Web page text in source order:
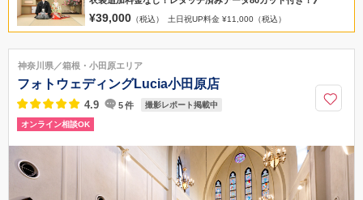
¥39,000 （税込） 土日祝UP料金 ¥11,000（税込）
神奈川県／箱根・小田原エリア
フォトウェディングLucia小田原店
4.9 5件 撮影レポート掲載中
オンライン相談OK